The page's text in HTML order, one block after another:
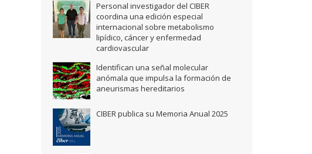
Personal investigador del CIBER
coordina una edición especial
internacional sobre metabolismo
lipídico, cáncer y enfermedad
cardiovascular
Identifican una señal molecular
anómala que impulsa la formación de
aneurismas hereditarios
CIBER publica su Memoria Anual 2025